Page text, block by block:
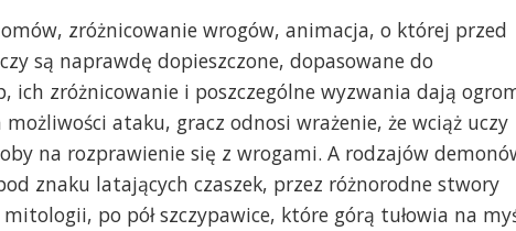
zróżnicowanie wrogów, animacja, o której przed
są naprawdę dopieszczone, dopasowane do
ich zróżnicowanie i poszczególne wyzwania dają
ataku, gracz odnosi wrażenie, że wciąż uczy
na rozprawienie się z wrogami. A rodzajów
znaku latających czaszek, przez różnorodne stwory
po pół szczypawice, które górą tułowia na